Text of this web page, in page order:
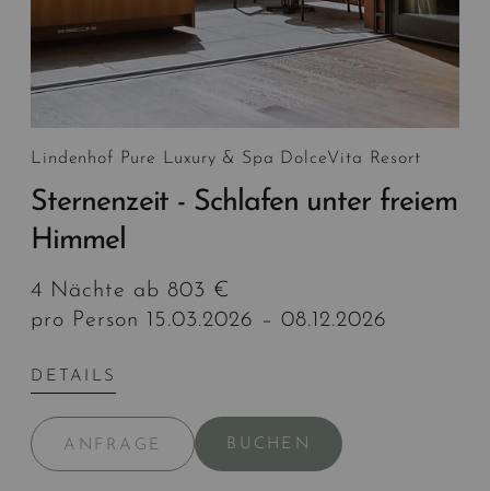
Lindenhof Pure Luxury & Spa DolceVita Resort
Sternenzeit - Schlafen unter freiem
Himmel
4 Nächte ab 803 €
pro Person 15.03.2026 – 08.12.2026
DETAILS
ANFRAGE BUCHEN